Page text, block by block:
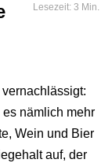
Lesezeit: 3 Min.
nämlich mehr
Wein und Bier
auf, der